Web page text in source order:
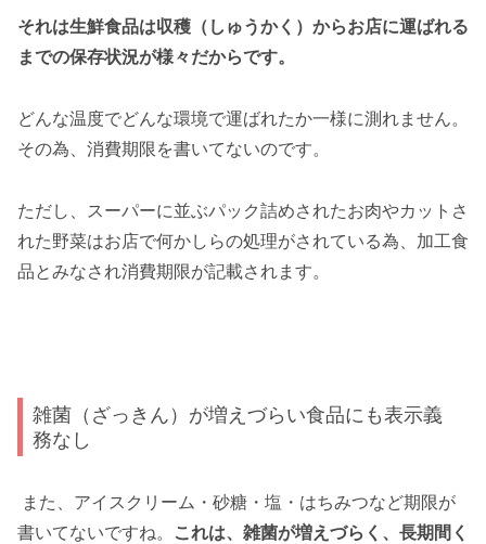
それは生鮮食品は収穫（しゅうかく）からお店に運ばれる
までの保存状況が様々だからです。
どんな温度でどんな環境で運ばれたか一様に測れません。
その為、消費期限を書いてないのです。
ただし、スーパーに並ぶパック詰めされたお肉やカットさ
れた野菜はお店で何かしらの処理がされている為、加工食
品とみなされ消費期限が記載されます。
雑菌（ざっきん）が増えづらい食品にも表示義
務なし
また、アイスクリーム・砂糖・塩・はちみつなど期限が
書いてないですね。
これは、雑菌が増えづらく、長期間く